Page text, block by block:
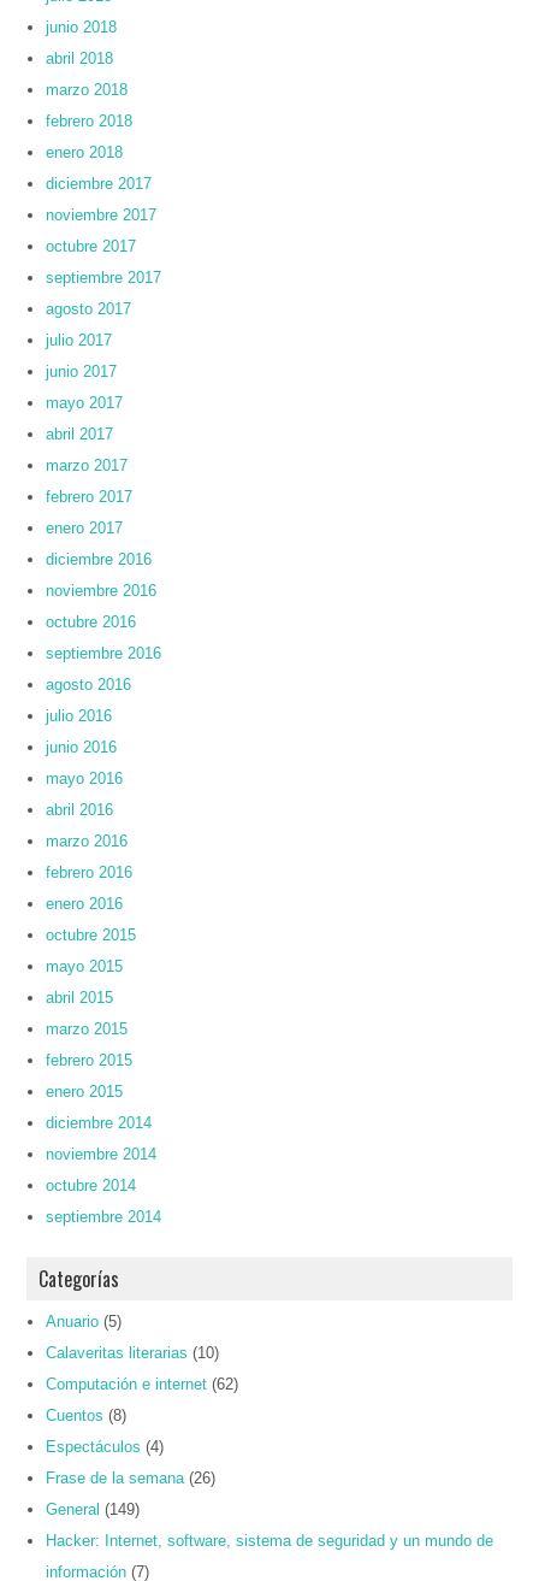
junio 2018
abril 2018
marzo 2018
febrero 2018
enero 2018
diciembre 2017
noviembre 2017
octubre 2017
septiembre 2017
agosto 2017
julio 2017
junio 2017
mayo 2017
abril 2017
marzo 2017
febrero 2017
enero 2017
diciembre 2016
noviembre 2016
octubre 2016
septiembre 2016
agosto 2016
julio 2016
junio 2016
mayo 2016
abril 2016
marzo 2016
febrero 2016
enero 2016
octubre 2015
mayo 2015
abril 2015
marzo 2015
febrero 2015
enero 2015
diciembre 2014
noviembre 2014
octubre 2014
septiembre 2014
Categorías
Anuario (5)
Calaveritas literarias (10)
Computación e internet (62)
Cuentos (8)
Espectáculos (4)
Frase de la semana (26)
General (149)
Hacker: Internet, software, sistema de seguridad y un mundo de
información (7)